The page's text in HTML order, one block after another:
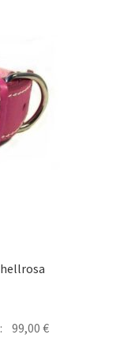
99,00€